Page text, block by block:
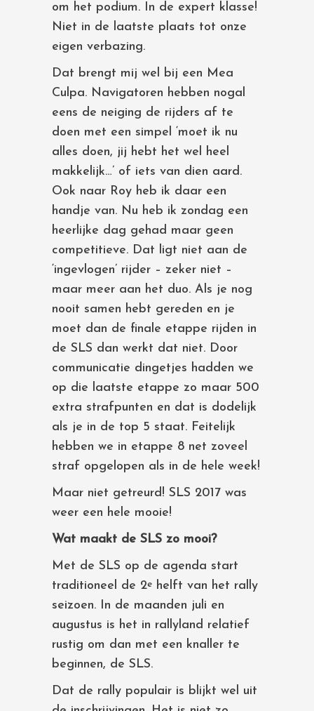
om het podium. In de expert klasse!
Niet in de laatste plaats tot onze
eigen verbazing.
Dat brengt mij wel bij een Mea
Culpa. Navigatoren hebben nogal
eens de neiging de rijders af te
doen met een simpel ‘moet ik nu
alles doen, jij hebt het wel heel
makkelijk…’ of iets van dien aard.
Ook naar Roy heb ik daar een
handje van. Nu heb ik zondag een
heerlijke dag gehad maar geen
competitieve. Dat ligt niet aan de
‘ingevlogen’ rijder – zeker niet –
maar meer aan het duo. Als je nog
nooit samen hebt gereden en je
moet dan de finale etappe rijden in
de SLS dan werkt dat niet. Door
communicatie dingetjes hadden we
op die laatste etappe zo maar 500
extra strafpunten en dat is dodelijk
als je in de top 5 staat. Feitelijk
hebben we in etappe 8 net zoveel
straf opgelopen als in de hele week!
Maar niet getreurd! SLS 2017 was
weer een hele mooie!
Wat maakt de SLS zo mooi?
Met de SLS op de agenda start
traditioneel de 2e helft van het rally
seizoen. In de maanden juli en
augustus is het in rallyland relatief
rustig om dan met een knaller te
beginnen, de SLS.
Dat de rally populair is blijkt wel uit